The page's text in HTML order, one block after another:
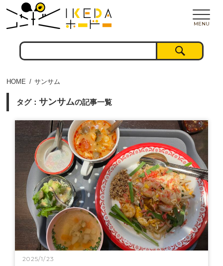
MENU
HOME サンサム
タグ： サンサムの記事一覧
2025/1/23